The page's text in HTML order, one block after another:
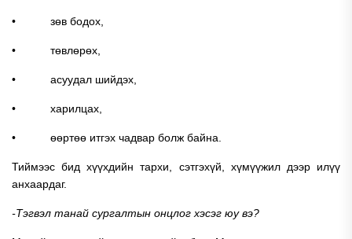
• зөв бодох,
• төвлөрөх,
• асуудал шийдэх,
• харилцах,
• өөртөө итгэх чадвар болж байна.
Тиймээс бид хүүхдийн тархи, сэтгэхүй, хүмүүжил дээр илүү
анхаардаг.
-Тэгвэл танай сургалтын онцлог хэсэг юу вэ?